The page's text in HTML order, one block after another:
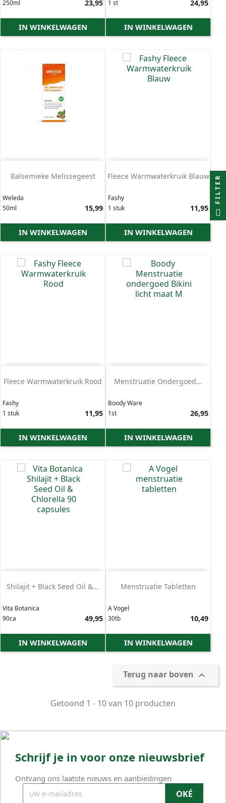
250ml
23,95
IN WINKELWAGEN
1 st
24,95
IN WINKELWAGEN
Balsemieke Melissegeest
Weleda
50ml
15,99
IN WINKELWAGEN
Fleece Warmwaterkruik Blauw
Fashy
1 stuk
11,95
IN WINKELWAGEN
Fleece Warmwaterkruik Rood
Fashy
1 stuk
11,95
IN WINKELWAGEN
Menstruatie Ondergoed...
Boody Ware
1st
26,95
IN WINKELWAGEN
Shilajit + Black Seed Oil &...
Vita Botanica
90ca
49,95
IN WINKELWAGEN
Menstruatie Tabletten
A Vogel
30tb
10,49
IN WINKELWAGEN
Terug naar boven 
Getoond 1 - 10 van 10 producten
Schrijf je in voor onze nieuwsbrief
Ontvang ons laatste nieuws en aanbiedingen
FILTER